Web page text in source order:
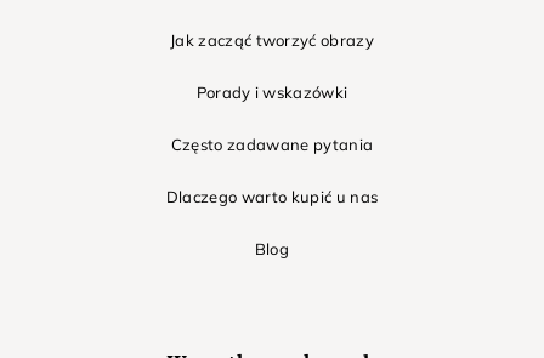
Jak zacząć tworzyć obrazy
Porady i wskazówki
Często zadawane pytania
Dlaczego warto kupić u nas
Blog